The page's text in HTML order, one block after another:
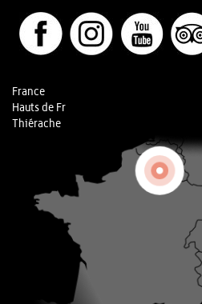
France
Hauts de Fr
Thiérache